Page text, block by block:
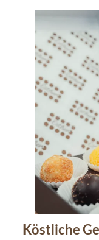
Köstliche